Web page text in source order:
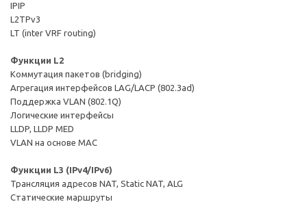
IPIP
L2TPv3
LT (inter VRF routing)
Функции L2
Коммутация пакетов (bridging)
Агрегация интерфейсов LAG/LACP (802.3ad)
Поддержка VLAN (802.1Q)
Логические интерфейсы
LLDP, LLDP MED
VLAN на основе MAC
Функции L3 (IPv4/IPv6)
Трансляция адресов NAT, Static NAT, ALG
Статические маршруты